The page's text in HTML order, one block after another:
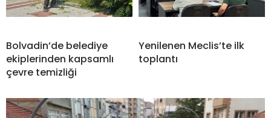
Bolvadin’de belediye
ekiplerinden kapsamlı
çevre temizliği
Yenilenen Meclis’te ilk
toplantı